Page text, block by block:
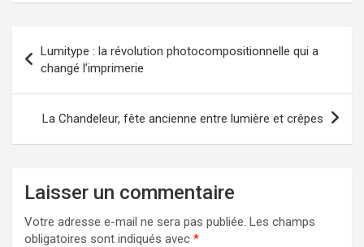
de
l’article
Lumitype : la révolution photocompositionnelle qui a
changé l’imprimerie
La Chandeleur, fête ancienne entre lumière et crêpes
Laisser un commentaire
Votre adresse e-mail ne sera pas publiée. Les champs
obligatoires sont indiqués avec *